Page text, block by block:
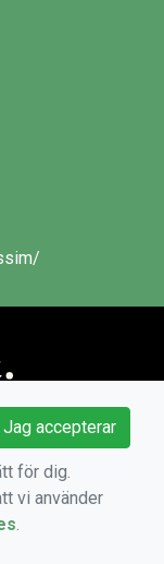
Jag accepterar
för dig.
vi använder
.